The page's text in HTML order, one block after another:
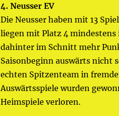
4. Neusser EV
Die Neusser haben mit 13
liegen mit Platz 4 mindestens
dahinter im Schnitt mehr
Saisonbeginn auswärts nicht
echten Spitzenteam in
Auswärtsspiele wurden
Heimspiele verloren.